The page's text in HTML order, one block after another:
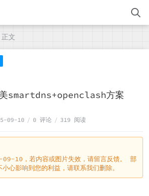
正文
smartdns+openclash方案
09-10 / 0 评论 / 319 阅读
10，若内容或图片失效，请留言反馈。 部
心影响到您的利益，请联系我们删除。